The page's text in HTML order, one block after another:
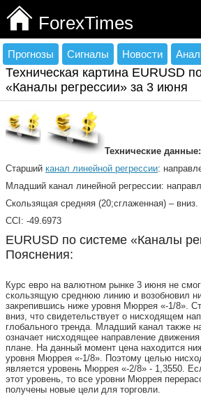
ForexTimes
Прогнозы Сигналы Новости
Техническая картина EURUSD
«Каналы регрессии» за 3 июня
Технические данные:
Старший канал линейной регрессии:
Младший канал линейной регрессии:
Скользящая средняя (20;сглаженная) – вниз.
CCI: -49.6973
EURUSD по системе «Каналы
Пояснения:
Курс евро на валютном рынке 3 июня не
скользящую среднюю линию и возобновил
закрепившись ниже уровня Мюррея «-1/8».
вниз, что свидетельствует о нисходящем
глобального тренда. Младший канал также
означает нисходящее направление
плане. На данный момент цена находится
уровня Мюррея «-1/8». Поэтому целью
является уровень Мюррея «-2/8» - 1,3550.
этот уровень, то все уровни Мюррея
получены новые цели для торговли.